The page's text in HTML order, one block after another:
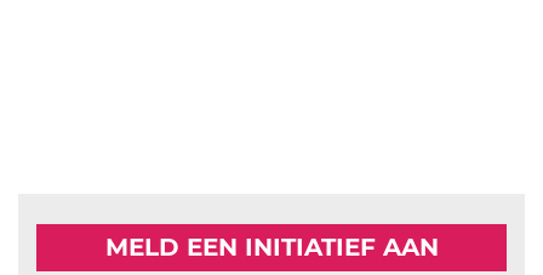
MELD EEN INITIATIEF AAN